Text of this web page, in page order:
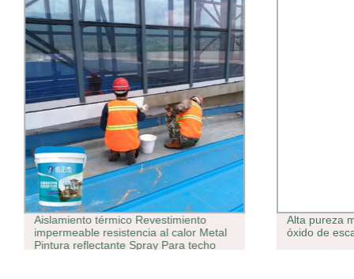
Aislamiento térmico Revestimiento
impermeable resistencia al calor Metal
Pintura reflectante Spray Para techo
Alta pureza
óxido de